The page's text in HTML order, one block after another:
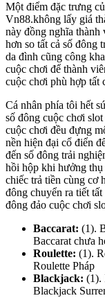
Một điểm đặc trưng
Vn88.không lấy giá
này đồng nghĩa thành
hơn so tất cả số đông
da đình cũng công
cuộc chơi để thành
cuộc chơi phù hợp tất
Cá nhân phía tôi hết
số đông cuộc chơi
cuộc chơi đều đựng
nền hiện đại cổ điển
đến số đông trải
hồi hộp khi hưởng thụ
chiếc trả tiền cùng cơ
đông chuyển ra tiết
đông đảo cuộc chơi
Baccarat: (1).
Baccarat chưa
Roulette: (1).
Roulette Pháp
Blackjack: (1).
Blackjack